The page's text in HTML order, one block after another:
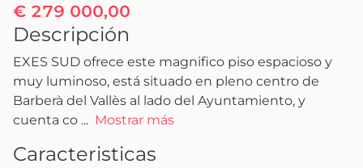
€ 279 000,00
Descripción
EXES SUD ofrece este magnifico piso espacioso y
muy luminoso, está situado en pleno centro de
Barberà del Vallès al lado del Ayuntamiento, y
cuenta co ... Mostrar más
Caracteristicas